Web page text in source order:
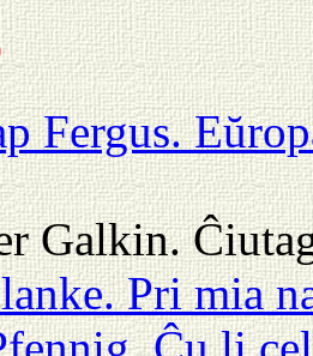
Fergus.
Galkin.
Pri mia